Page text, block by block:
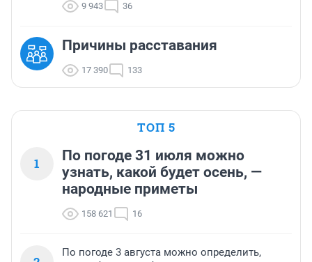
9 943 36
Причины расставания
17 390 133
ТОП 5
1
По погоде 31 июля можно
узнать, какой будет осень, —
народные приметы
158 621 16
По погоде 3 августа можно определить,